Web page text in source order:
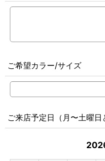
ご希望カラー/サイズ
ご来店予定日（月〜土曜日